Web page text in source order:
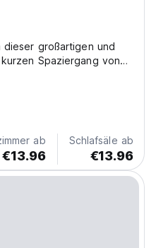
dieser großartigen und
Spaziergang von
Stadt entfernt. Wir
Aufenthaltsraum, der
ab
€13.96
Schlafsäle ab
€13.96